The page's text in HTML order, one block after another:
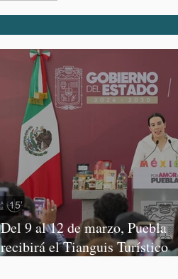
Del 9 al 12 de marzo, Puebla
recibirá el Tianguis Turístico